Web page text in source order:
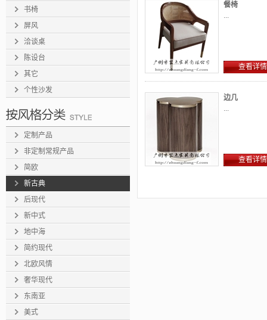
书椅
屏风
洽谈桌
陈设台
其它
个性沙发
定制产品
非定制常规产品
简欧
新古典
后现代
新中式
地中海
简约现代
北欧风情
奢华现代
东南亚
美式
餐椅
...
查看详情
边几
...
查看详情